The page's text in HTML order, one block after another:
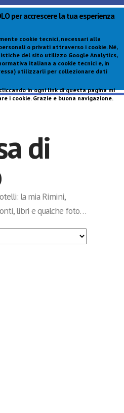
per accrescere la tua esperienza
cookie tecnici, necessari alla
o privati attraverso i cookie. Né,
del sito utilizzo Google Analytics,
italiana a cookie tecnici e, in
utilizzarli per collezionare dati
in ogni link di questa pagina mi
i cookie. Grazie e buona navigazione.
di
la mia Rimini,
libri e qualche foto…